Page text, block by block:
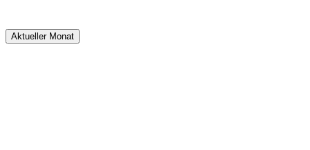
Aktueller Monat